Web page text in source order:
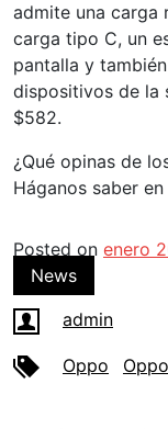
admite una carga
carga tipo C, un
pantalla y
dispositivos de la
$582.
¿Qué opinas de
Háganos saber
Posted on enero
News
admin
Oppo